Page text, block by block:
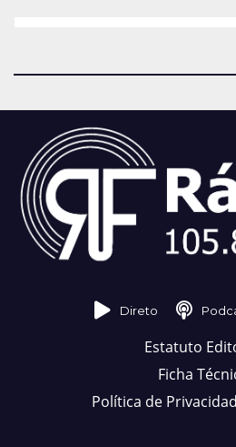
Direto
Estatuto
Ficha
Política de